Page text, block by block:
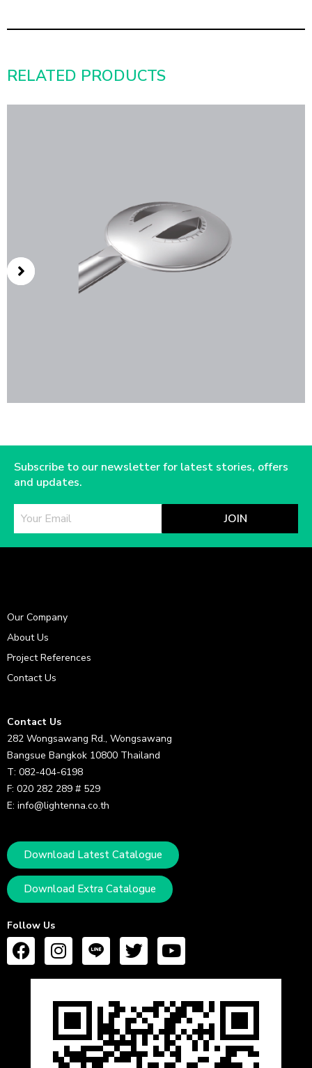
RELATED PRODUCTS
Subscribe to our newsletter for latest stories, offers
and updates.
JOIN
Our Company
About Us
Project References
Contact Us
Contact Us
282 Wongsawang Rd., Wongsawang
Bangsue Bangkok 10800 Thailand
T: 082-404-6198
F: 020 282 289 # 529
E: info@lightenna.co.th
Download Latest Catalogue
Download Extra Catalogue
Follow Us